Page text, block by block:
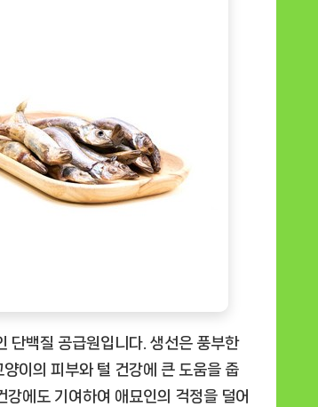
단백질 공급원입니다. 생선은 풍부한
이의 피부와 털 건강에 큰 도움을 줍
강에도 기여하여 애묘인의 걱정을 덜어